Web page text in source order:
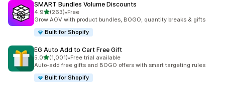
SMART Bundles Volume Discounts
4.95つ星中
(263)
合計レビュー数：263件
•Free
Grow AOV with product bundles, BOGO, quantity breaks & gifts
Built for Shopify
EG Auto Add to Cart Free Gift
5.05つ星中
(1,001)
合計レビュー数：1001件
•Free trial available
Auto-add free gifts and BOGO offers with smart targeting rules
Built for Shopify